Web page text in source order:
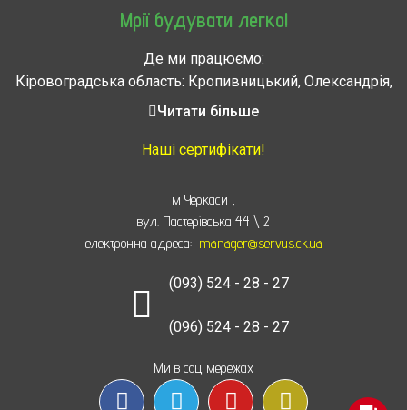
Мрії будувати легко!
Де ми працюємо:
Кіровоградська область: Кропивницький, Олександрія,
Знам’янка, Долинська, Новоархангельськ, Світловодськ
Звенигородка, Золотоноша, Каменка, Канев, Корсунь-
Монастырище, Смела, Тальное, Умань, Христиновка.
Черкассы, Чигирин, Чорнобай, Шпола
Читати більше
Наші сертифікати!
м Черкаси ,
вул. Пастерівська 44 \ 2
електронна адреса: manager@servus.ck.ua
(093) 524 - 28 - 27
(096) 524 - 28 - 27
Ми в соц мережах